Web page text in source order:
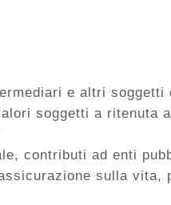
e altri soggetti
soggetti a ritenuta
contributi ad enti
sulla vita,